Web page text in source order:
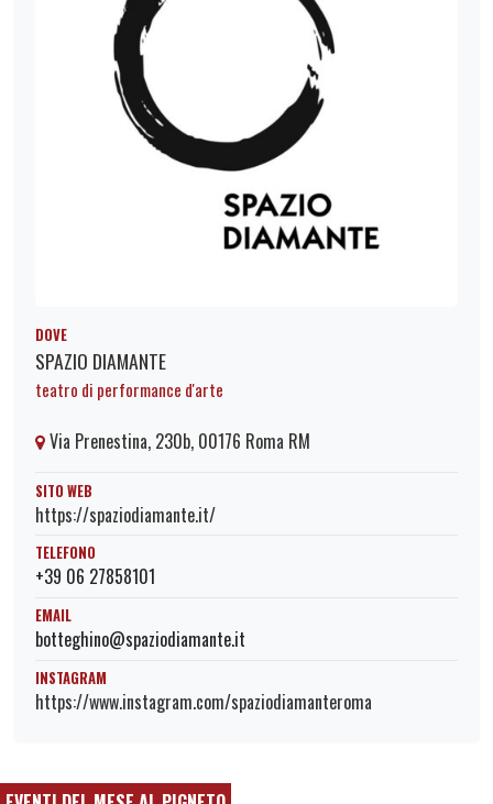
DOVE
SPAZIO DIAMANTE
teatro di performance d'arte
Via Prenestina, 230b, 00176 Roma RM
SITO WEB
https://spaziodiamante.it/
TELEFONO
+39 06 27858101
EMAIL
botteghino@spaziodiamante.it
INSTAGRAM
https://www.instagram.com/spaziodiamanteroma